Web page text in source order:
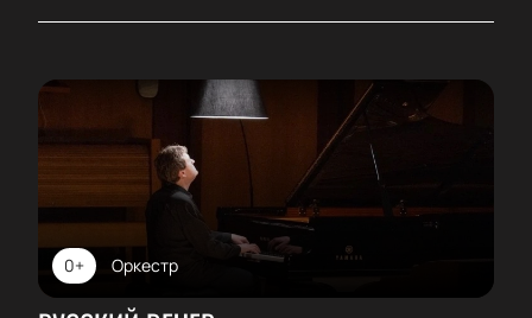
Оркестр
0+